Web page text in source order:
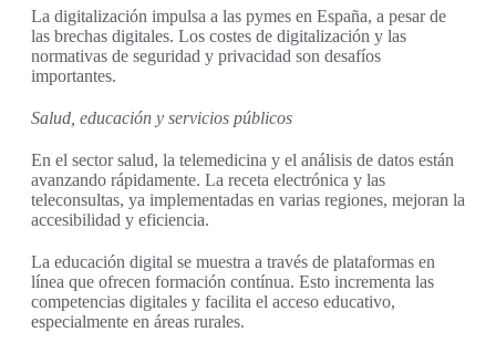
La digitalización impulsa a las pymes en España, a pesar de
las brechas digitales. Los costes de digitalización y las
normativas de seguridad y privacidad son desafíos
importantes.
Salud, educación y servicios públicos
En el sector salud, la telemedicina y el análisis de datos están
avanzando rápidamente. La receta electrónica y las
teleconsultas, ya implementadas en varias regiones, mejoran la
accesibilidad y eficiencia.
La educación digital se muestra a través de plataformas en
línea que ofrecen formación contínua. Esto incrementa las
competencias digitales y facilita el acceso educativo,
especialmente en áreas rurales.